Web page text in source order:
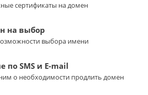
сертификаты на домен
на выбор
выбора имени
по SMS и E-mail
о необходимости продлить домен